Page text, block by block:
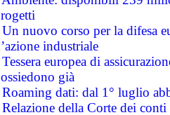
Un nuovo corso per la difesa
industriale
Tessera europea di
già
Roaming dati: dal 1° luglio
Relazione della Corte dei